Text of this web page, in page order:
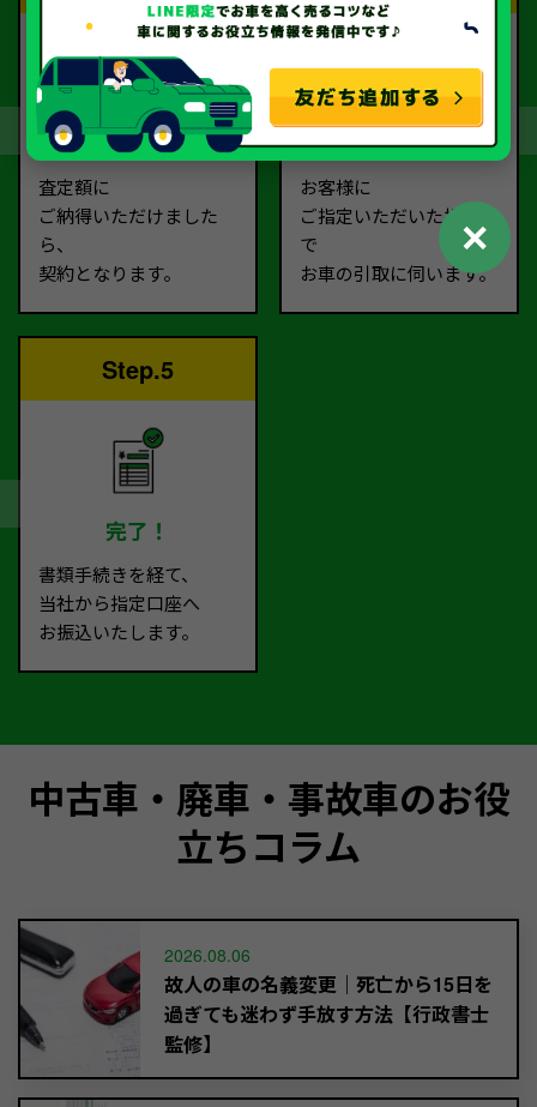
契約
査定額に
ご納得いただけました
ら、
契約となります。
お引取り
お客様に
ご指定いただいた場所ま
で
お車の引取に伺います。
Step.5
完了！
書類手続きを経て、
当社から指定口座へ
お振込いたします。
中古車・廃車・事故車のお役
立ちコラム
2026.08.06
故人の車の名義変更｜死亡から15日を
過ぎても迷わず手放す方法【行政書士
監修】
✕